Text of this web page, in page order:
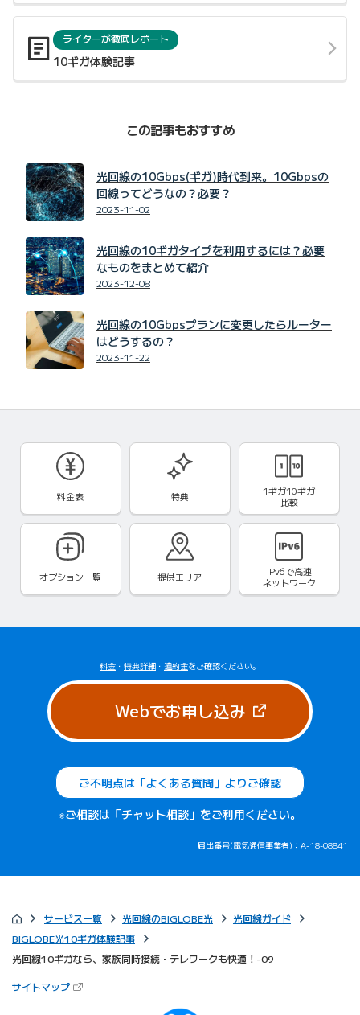
ライターが徹底レポート
10ギガ体験記事
この記事もおすすめ
光回線の10Gbps(ギガ)時代到来。10Gbpsの
回線ってどうなの？必要？
2023-11-02
光回線の10ギガタイプを利用するには？必要
なものをまとめて紹介
2023-12-08
光回線の10Gbpsプランに変更したらルーター
はどうするの？
2023-11-22
料金表 特典
1ギガ10ギガ
比較
オプション一覧 提供エリア IPv6で高速
ネットワーク
料金 ・ 特典詳細 ・ 違約金をご確認ください。
Webでお申し込み（新しいタブ
ご不明点は「よくある質問」よりご確認
※ご相談は「チャット相談」をご利用ください。
届出番号(電気通信事業者)：A-18-08841
サービス一覧 光回線のBIGLOBE光
光回線ガイド
BIGLOBE光10ギガ体験記事
光回線10ギガなら、家族同時接続・テレワークも快適！-09
サイトマップ（新しいタブで開きます）